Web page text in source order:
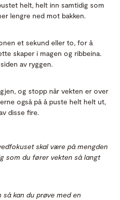
helt, helt inn samtidig som
lengre ned mot bakken.
et sekund eller to, for å
skaper i magen og ribbeina.
av ryggen.
og stopp når vekten er over
også på å puste helt helt ut,
disse fire.
skal være på mengden
som du fører vekten så langt
kan du prøve med en